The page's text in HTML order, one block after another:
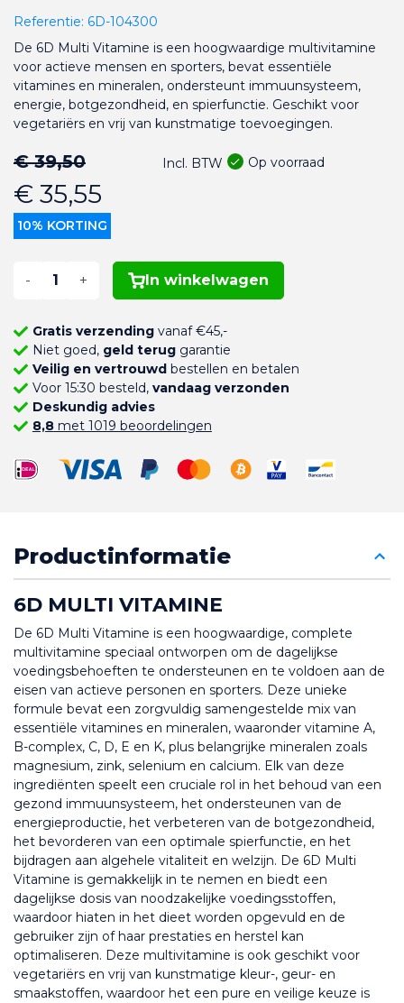
Referentie: 6D-104300
De 6D Multi Vitamine is een hoogwaardige multivitamine
voor actieve mensen en sporters, bevat essentiële
vitamines en mineralen, ondersteunt immuunsysteem,
energie, botgezondheid, en spierfunctie. Geschikt voor
vegetariërs en vrij van kunstmatige toevoegingen.
€ 39,50
€ 35,55
10% KORTING
Incl. BTW Op voorraad
- + In winkelwagen
Gratis verzendingvanaf €45,-
Niet goed, geld teruggarantie
Veilig en vertrouwdbestellen en betalen
Voor 15:30 besteld, vandaag verzonden
Deskundig advies
8,8met 1019 beoordelingen
Productinformatie
6D MULTI VITAMINE
De 6D Multi Vitamine is een hoogwaardige, complete
multivitamine speciaal ontworpen om de dagelijkse
voedingsbehoeften te ondersteunen en te voldoen aan de
eisen van actieve personen en sporters. Deze unieke
formule bevat een zorgvuldig samengestelde mix van
essentiële vitamines en mineralen, waaronder vitamine A,
B-complex, C, D, E en K, plus belangrijke mineralen zoals
magnesium, zink, selenium en calcium. Elk van deze
ingrediënten speelt een cruciale rol in het behoud van een
gezond immuunsysteem, het ondersteunen van de
energieproductie, het verbeteren van de botgezondheid,
het bevorderen van een optimale spierfunctie, en het
bijdragen aan algehele vitaliteit en welzijn. De 6D Multi
Vitamine is gemakkelijk in te nemen en biedt een
dagelijkse dosis van noodzakelijke voedingsstoffen,
waardoor hiaten in het dieet worden opgevuld en de
gebruiker zijn of haar prestaties en herstel kan
optimaliseren. Deze multivitamine is ook geschikt voor
vegetariërs en vrij van kunstmatige kleur-, geur- en
smaakstoffen, waardoor het een pure en veilige keuze is